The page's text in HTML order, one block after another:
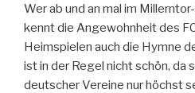
Wer ab und an mal im
kennt die Angewohnheit des
Heimspielen auch die Hymne
ist in der Regel nicht schön, da
deutscher Vereine nur höchst